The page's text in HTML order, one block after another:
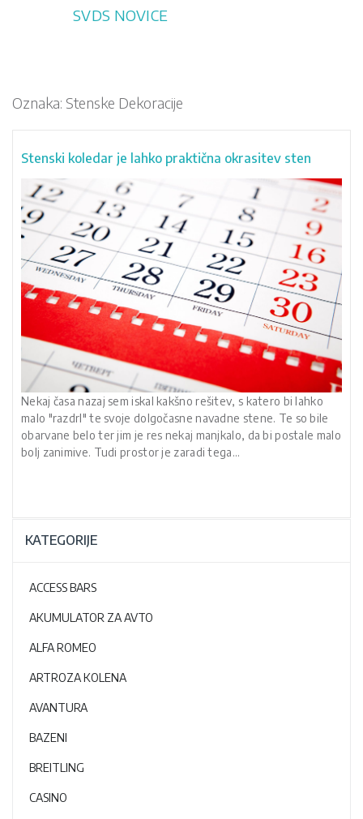
SVDS NOVICE
Oznaka: Stenske Dekoracije
Stenski koledar je lahko praktična okrasitev sten
Nekaj časa nazaj sem iskal kakšno rešitev, s katero bi lahko
malo "razdrl" te svoje dolgočasne navadne stene. Te so bile
obarvane belo ter jim je res nekaj manjkalo, da bi postale malo
bolj zanimive. Tudi prostor je zaradi tega…
KATEGORIJE
ACCESS BARS
AKUMULATOR ZA AVTO
ALFA ROMEO
ARTROZA KOLENA
AVANTURA
BAZENI
BREITLING
CASINO